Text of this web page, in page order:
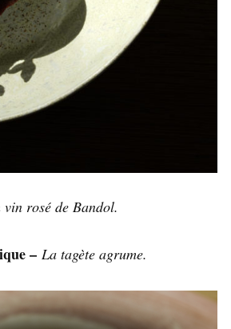
vin rosé de Bandol.
– La tagète agrume.